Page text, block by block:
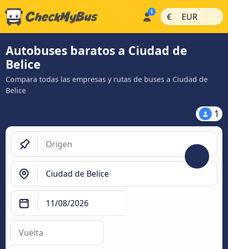
€ | EUR |
Autobuses baratos a Ciudad de
Belice
Compara todas las empresas y rutas de buses a Ciudad de
Belice
1